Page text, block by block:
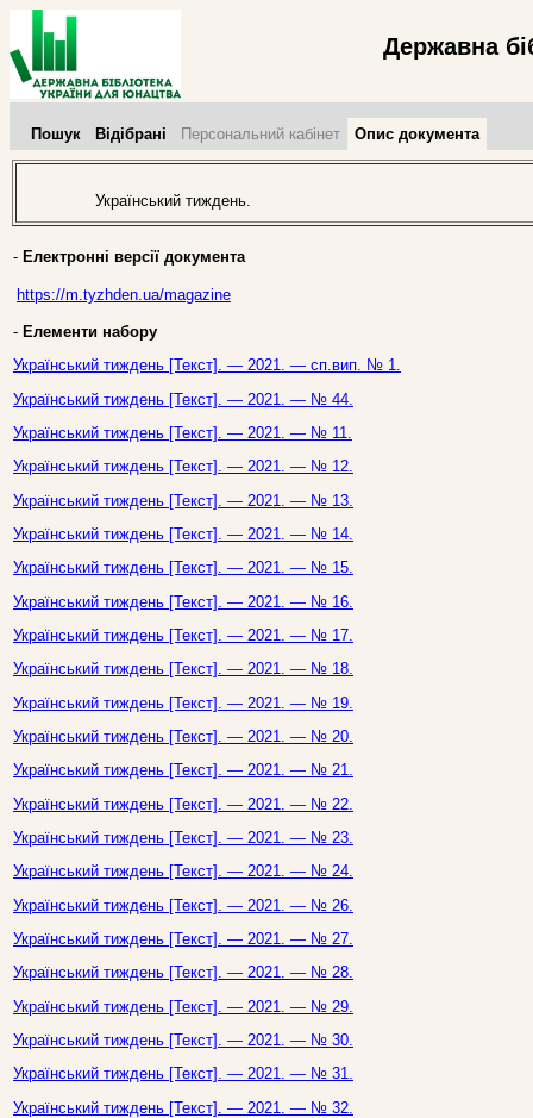
Державна
Пошук Відібрані Персональний кабінет Опис документа
Український тиждень.
- Електронні версії документа
https://m.tyzhden.ua/magazine
- Елементи набору
Український тиждень [Текст]. — 2021. — сп.вип. № 1.
Український тиждень [Текст]. — 2021. — № 44.
Український тиждень [Текст]. — 2021. — № 11.
Український тиждень [Текст]. — 2021. — № 12.
Український тиждень [Текст]. — 2021. — № 13.
Український тиждень [Текст]. — 2021. — № 14.
Український тиждень [Текст]. — 2021. — № 15.
Український тиждень [Текст]. — 2021. — № 16.
Український тиждень [Текст]. — 2021. — № 17.
Український тиждень [Текст]. — 2021. — № 18.
Український тиждень [Текст]. — 2021. — № 19.
Український тиждень [Текст]. — 2021. — № 20.
Український тиждень [Текст]. — 2021. — № 21.
Український тиждень [Текст]. — 2021. — № 22.
Український тиждень [Текст]. — 2021. — № 23.
Український тиждень [Текст]. — 2021. — № 24.
Український тиждень [Текст]. — 2021. — № 26.
Український тиждень [Текст]. — 2021. — № 27.
Український тиждень [Текст]. — 2021. — № 28.
Український тиждень [Текст]. — 2021. — № 29.
Український тиждень [Текст]. — 2021. — № 30.
Український тиждень [Текст]. — 2021. — № 31.
Український тиждень [Текст]. — 2021. — № 32.